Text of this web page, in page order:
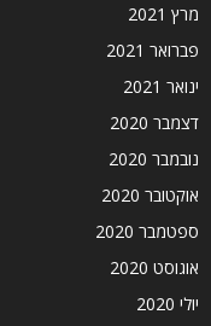
מרץ 2021
פברואר 2021
ינואר 2021
דצמבר 2020
נובמבר 2020
אוקטובר 2020
ספטמבר 2020
אוגוסט 2020
יולי 2020